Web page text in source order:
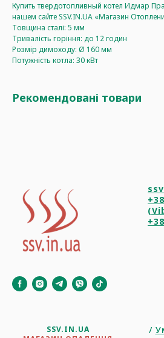
Купить твердотопливный котел Идмар
нашем сайте SSV.IN.UA «Магазин
Товщина сталі: 5 мм
Тривалість горіння: до 12 годин
Розмір димоходу: Ø 160 мм
Потужність котла: 30 кВт
Рекомендовані товари
SSV.IN.UA
/